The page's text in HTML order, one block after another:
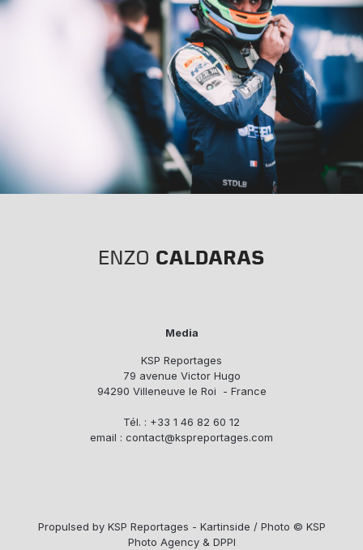
Media
KSP Reportages
79 avenue Victor Hugo
94290 Villeneuve le Roi - France
Tél. : +33 1 46 82 60 12
email : contact@kspreportages.com
Propulsed by KSP Reportages - Kartinside / Photo © KSP
Photo Agency & DPPI